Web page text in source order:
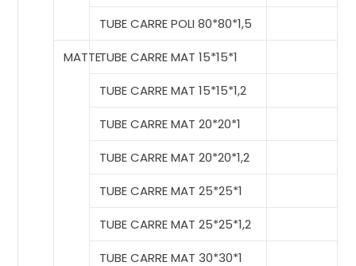
TUBE CARRE POLI 80*80*1,5
MATTETUBE CARRE MAT 15*15*1
TUBE CARRE MAT 15*15*1,2
TUBE CARRE MAT 20*20*1
TUBE CARRE MAT 20*20*1,2
TUBE CARRE MAT 25*25*1
TUBE CARRE MAT 25*25*1,2
TUBE CARRE MAT 30*30*1